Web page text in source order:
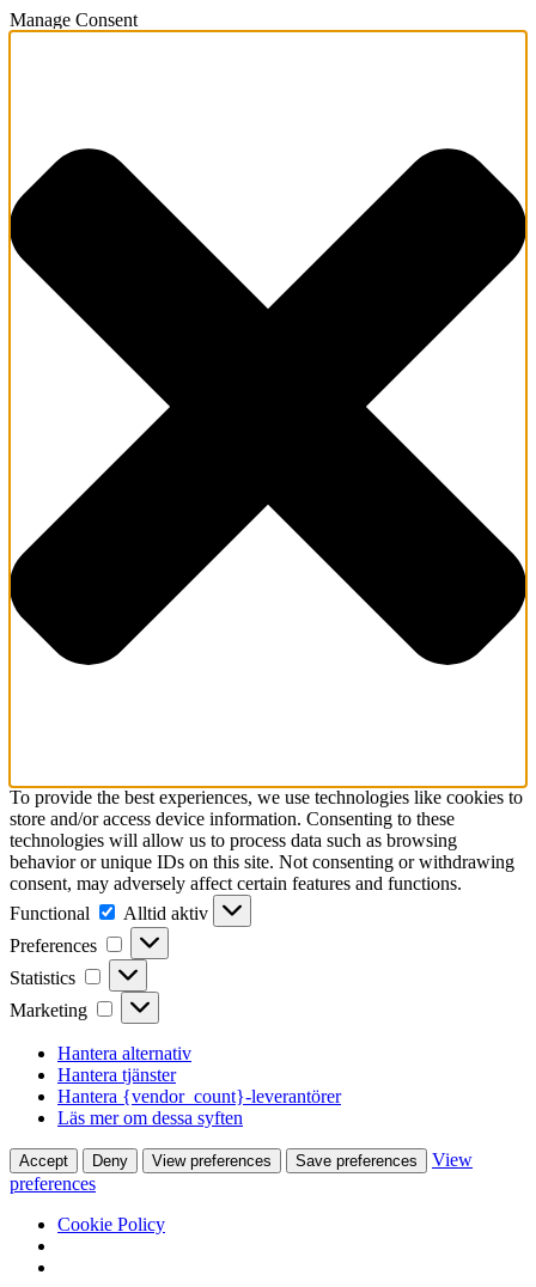
Manage Consent
To provide the best experiences, we use technologies like cookies to
store and/or access device information. Consenting to these
technologies will allow us to process data such as browsing
behavior or unique IDs on this site. Not consenting or withdrawing
consent, may adversely affect certain features and functions.
Functional
Functional
Alltid aktiv
Preferences
Preferences
Statistics Statistics
Marketing Marketing
Hantera alternativ
Hantera tjänster
Hantera {vendor_count}-leverantörer
Läs mer om dessa syften
Accept Deny View preferences Save preferences
View
preferences
Cookie Policy